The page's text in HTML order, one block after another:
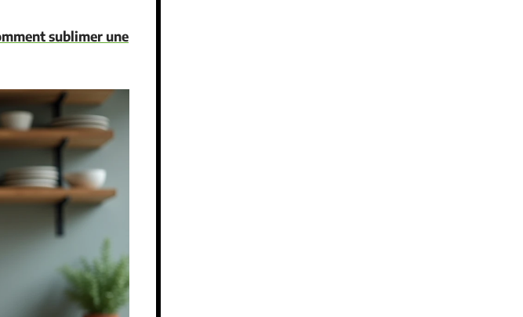
sublimer une